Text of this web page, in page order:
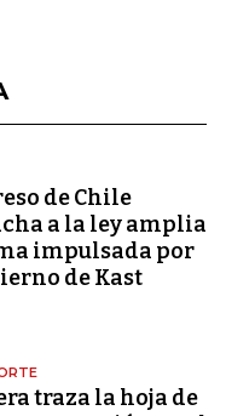
de Chile
a la ley amplia
impulsada por
de Kast
traza la hoja de